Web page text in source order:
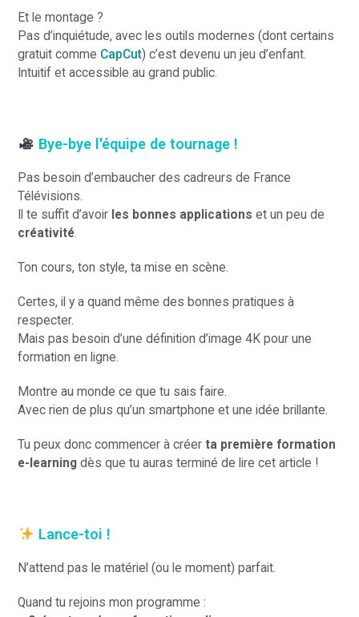
Et le montage ?
Pas d’inquiétude, avec les outils modernes (dont certains
gratuit comme CapCut) c’est devenu un jeu d’enfant.
Intuitif et accessible au grand public.
Bye-bye l'équipe de tournage !
Pas besoin d’embaucher des cadreurs de France
Télévisions.
Il te suffit d’avoir les bonnes applications et un peu de
créativité.
Ton cours, ton style, ta mise en scène.
Certes, il y a quand même des bonnes pratiques à
respecter.
Mais pas besoin d’une définition d’image 4K pour une
formation en ligne.
Montre au monde ce que tu sais faire.
Avec rien de plus qu’un smartphone et une idée brillante.
Tu peux donc commencer à créerta première formation
e-learning dès que tu auras terminé de lire cet article !
Lance-toi !
N’attend pas le matériel (ou le moment) parfait.
Quand tu rejoins mon programme :